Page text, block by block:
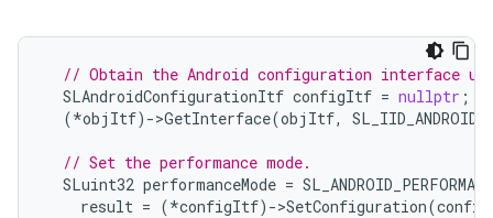
// Obtain the Android configuration interface
SLAndroidConfigurationItf configItf = nullptr ;
(*objItf) ->GetInterface(objItf,
// Set the performance mode.
SLuint32 performanceMode =
result = (*configItf) ->SetConfiguration(